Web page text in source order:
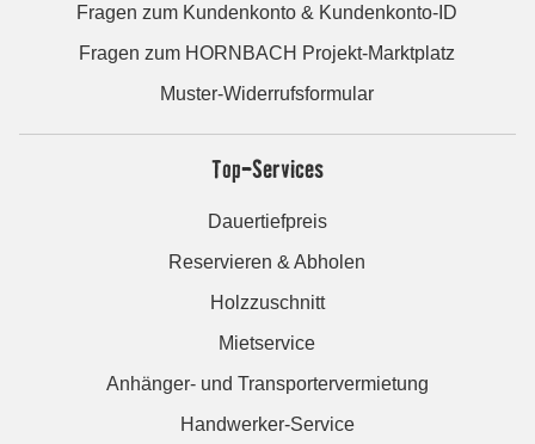
Fragen zum Kundenkonto & Kundenkonto-ID
Fragen zum HORNBACH Projekt-Marktplatz
Muster-Widerrufsformular
Top-Services
Dauertiefpreis
Reservieren & Abholen
Holzzuschnitt
Mietservice
Anhänger- und Transportervermietung
Handwerker-Service